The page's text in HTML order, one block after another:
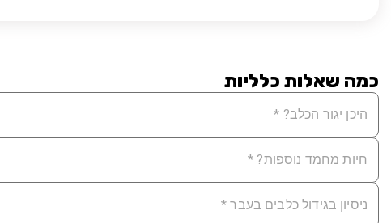
כמה שאלות כלליות